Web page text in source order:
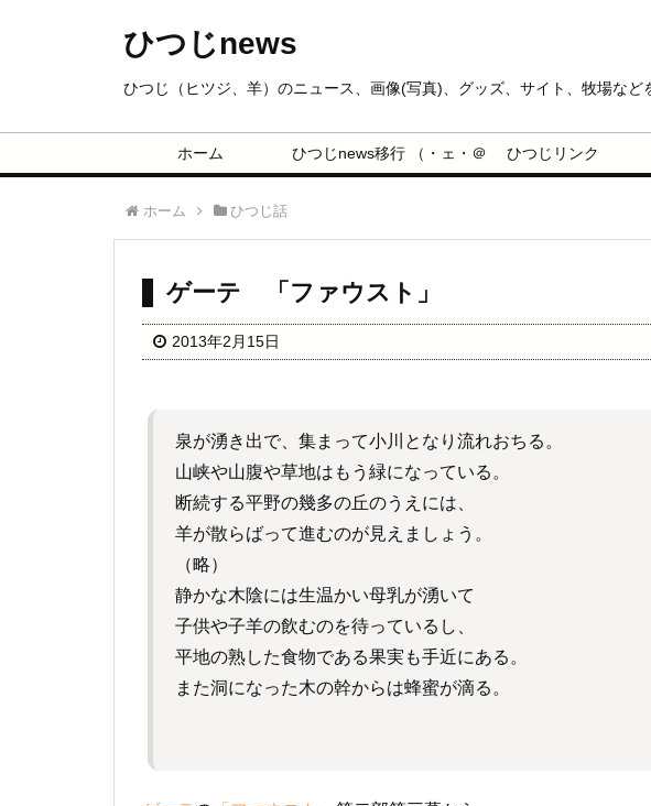
ひつじnews
ひつじ（ヒツジ、羊）のニュース、画像(写真)、グッズ、サイト、牧場な
ホーム ひつじnews移行 （・ェ・＠ ひつじリンク
ホーム ひつじ話
ゲーテ 「ファウスト」
2013年2月15日
泉が湧き出で、集まって小川となり流れおちる。
山峡や山腹や草地はもう緑になっている。
断続する平野の幾多の丘のうえには、
羊が散らばって進むのが見えましょう。
（略）
静かな木陰には生温かい母乳が湧いて
子供や子羊の飲むのを待っているし、
平地の熟した食物である果実も手近にある。
また洞になった木の幹からは蜂蜜が滴る。